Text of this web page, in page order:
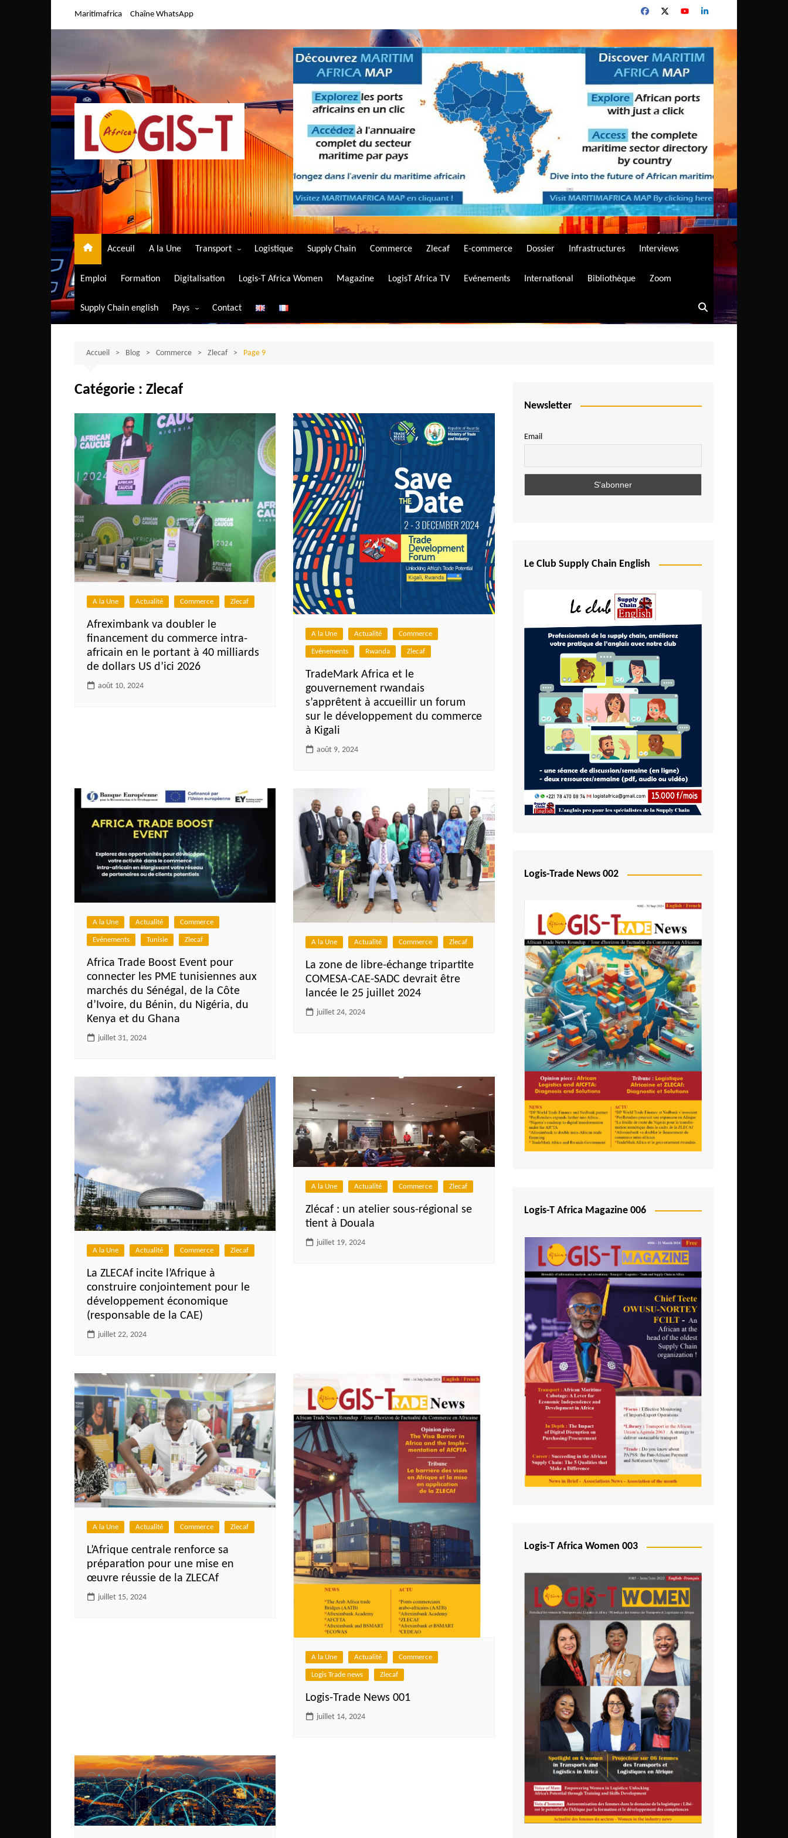
Maritimafrica Chaîne WhatsApp
Acceuil A la Une Transport
Transport aérien
Transport ferroviaire
Transport routier
Logistique Supply Chain Commerce Zlecaf E-commerce Dossier Infrastructures Interviews
Emploi Formation Digitalisation Logis-T Africa Women Magazine LogisT Africa TV Evénements International Bibliothèque Zoom
Supply Chain english Pays
Algérie
Bénin
Burkina-Faso
Burundi
Bostwana
Cameroun
Centrafrique
Comores
Côte d’Ivoire
Djibouti
Egypte
Ghana
Guinée
Mali
Malawi Fr
Maroc
Mauritanie
Mozambique
Namibie
Niger
Rwanda
Tchad
Togo
São Tomé et Príncipe
Seychelles
Sierra Leone
Zimbabwe
Contact
Accueil Blog Commerce Zlecaf Page 9
Catégorie : Zlecaf
A la Une Actualité Commerce Zlecaf
Afreximbank va doubler le
financement du commerce intra-
africain en le portant à 40 milliards
de dollars US d’ici 2026
août 10, 2024
A la Une Actualité Commerce
Evénements Rwanda Zlecaf
TradeMark Africa et le
gouvernement rwandais
s’apprêtent à accueillir un forum
sur le développement du commerce
à Kigali
août 9, 2024
A la Une Actualité Commerce
Evénements Tunisie Zlecaf
Africa Trade Boost Event pour
connecter les PME tunisiennes aux
marchés du Sénégal, de la Côte
d’Ivoire, du Bénin, du Nigéria, du
Kenya et du Ghana
juillet 31, 2024
A la Une Actualité Commerce Zlecaf
La zone de libre-échange tripartite
COMESA-CAE-SADC devrait être
lancée le 25 juillet 2024
juillet 24, 2024
A la Une Actualité Commerce Zlecaf
La ZLECAf incite l’Afrique à
construire conjointement pour le
développement économique
(responsable de la CAE)
juillet 22, 2024
A la Une Actualité Commerce Zlecaf
Zlécaf : un atelier sous-régional se
tient à Douala
juillet 19, 2024
A la Une Actualité Commerce Zlecaf
L’Afrique centrale renforce sa
préparation pour une mise en
œuvre réussie de la ZLECAf
juillet 15, 2024
A la Une Actualité Commerce
Logis Trade news Zlecaf
Logis-Trade News 001
juillet 14, 2024
Newsletter
Email
Le Club Supply Chain English
Logis-Trade News 002
Logis-T Africa Magazine 006
Logis-T Africa Women 003